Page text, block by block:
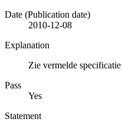
Date (Publication date)
2010-12-08
Explanation
Zie vermelde specificatie
Pass
Yes
Statement